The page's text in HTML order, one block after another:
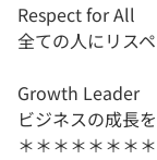
Respect for All
全ての人にリス
Growth Leader
ビジネスの成長
＊＊＊＊＊＊＊